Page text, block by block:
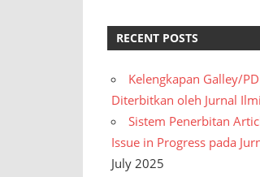
RECENT POSTS
Kelengkapan Galley/
Diterbitkan oleh Jurnal
Sistem Penerbitan
Issue in Progress pada
July 2025